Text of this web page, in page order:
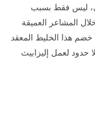
ليس فقط بسبب
المشاعر العميقة
خضم هذا الخليط المعقد
لعمل إليزابيث